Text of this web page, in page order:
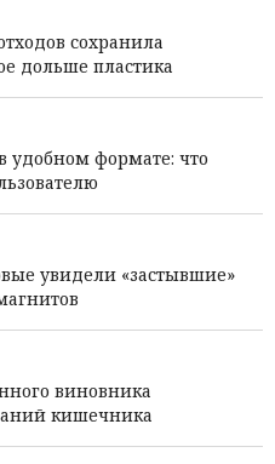
сохранила
дольше пластика
удобном формате: что
увидели «застывшие»
виновника
кишечника